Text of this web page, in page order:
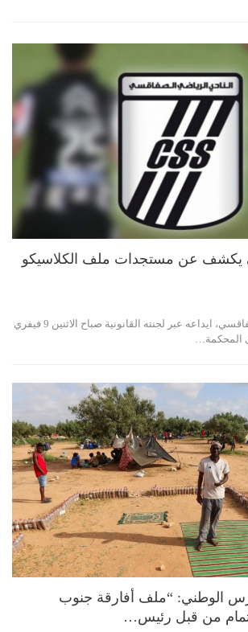
يكشف عن مستجدات ملف الكلاسيكو
أكد النادي الرياضي الصفاقسي، ايداعه عبر لجنته القانونية صباح الاثنين 9 فيفري
الوطني: “ملف أفارقة جنوب
من قبل رئيس…